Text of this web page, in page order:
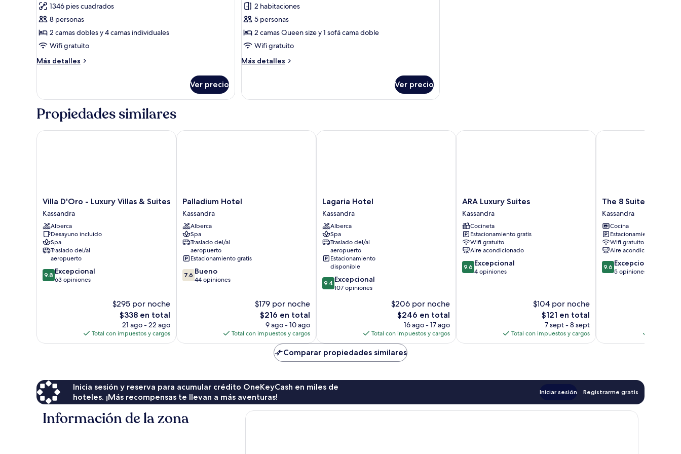
fotos
de
Dúplex,
4
1346 pies cuadrados
8 personas
2 camas dobles y 4 camas individuales
Wifi gratuito
Más detalles
Más
4
Ver precio
fotos
de
Departamento
Premium
2 habitaciones
5 personas
2 camas Queen size y 1 sofá cama doble
Wifi gratuito
Más detalles
Más
Premium
Ver precio
Propiedades similares
Villa
D'Oro
-
Luxury
Villas
&
Suites
Kassandra
Villa D'Oro - Luxury Villas & Suites
Kassandra
Alberca
Desayuno incluido
Spa
Traslado del/al
aeropuerto
9.8
de
9.8 Excepcional
63 opiniones
$295 por noche
El
precio
actual
es
$338 en total
21 ago - 22 ago
Total con impuestos y cargos
Villa D'Oro - Luxury Villas & Suites
Palladium
Hotel
Kassandra
Palladium Hotel
Kassandra
Alberca
Spa
Traslado del/al
aeropuerto
Estacionamiento gratis
7.6
de
7.6 Bueno
44 opiniones
$179 por noche
El
precio
actual
es
$216 en total
9 ago - 10 ago
Total con impuestos y cargos
Palladium Hotel
Lagaria
Hotel
Kassandra
Lagaria Hotel
Kassandra
Alberca
Spa
Traslado del/al
aeropuerto
Estacionamiento
disponible
9.4
de
9.4 Excepcional
107 opiniones
$206 por noche
El
precio
actual
es
de
$246
$246 en total
16 ago - 17 ago
Total con impuestos y cargos
Lagaria Hotel
ARA
Luxury
Suites
Kassandra
ARA Luxury Suites
Kassandra
Cocineta
Estacionamiento gratis
Wifi gratuito
Aire acondicionado
9.6
de
9.6 Excepcional
4 opiniones
$104 por noche
El
precio
actual
es
$121 en total
7 sept - 8 sept
Total con impuestos y cargos
ARA Luxury Suites
The
8
Suites
Kassandra
The 8 Suites
Kassandra
Cocina
Estacionamiento gratis
Wifi gratuito
Aire acondicionado
9.6
de
9.6 Excepcional
5 opiniones
The 8 Suites
Comparar propiedades similares
Inicia sesión y reserva para acumular crédito OneKeyCash en miles de
hoteles. ¡Más recompensas te llevan a más aventuras!
Iniciar sesión Registrarme gratis
Información de la zona